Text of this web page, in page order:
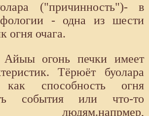
("причинность")- в
- одна из шести
огня очага.
огонь печки имеет
Тёрюёт буолара
как способность огня
события или что-то
людям.напрмер,